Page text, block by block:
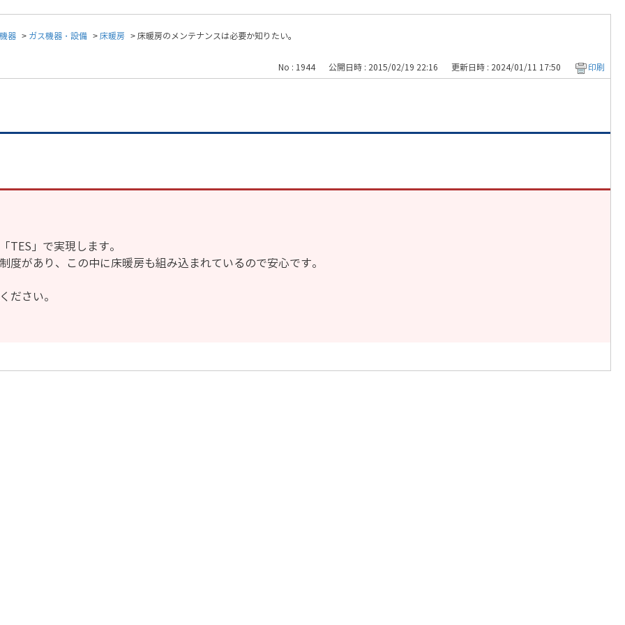
器 > ガス機器・設備 >床暖房 >床暖房のメンテナンスは必要か知りたい。
No : 1944 公開日時 : 2015/02/19 22:16 更新日時 : 2024/01/11 17:50 印刷
TES」で実現します。
度があり、この中に床暖房も組み込まれているので安心です。
ださい。